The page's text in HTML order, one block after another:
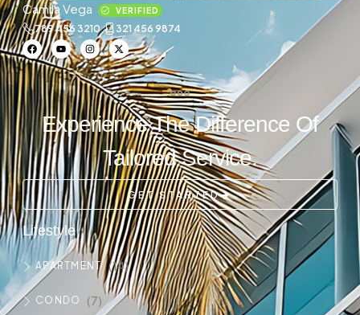
Camila Vega VERIFIED
789 456 3210 321 456 9874
Experience The Difference Of
Tailored Service.
GET STARTED
Lifestyle
APARTMENT (14)
CONDO (7)